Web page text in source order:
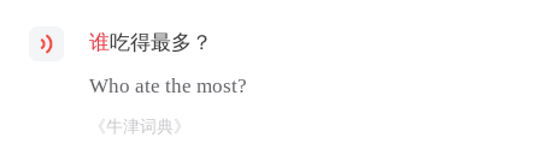
谁吃得最多？
Who ate the most?
《牛津词典》